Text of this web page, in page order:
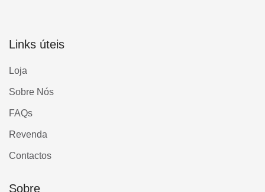
Links úteis
Loja
Sobre Nós
FAQs
Revenda
Contactos
Sobre